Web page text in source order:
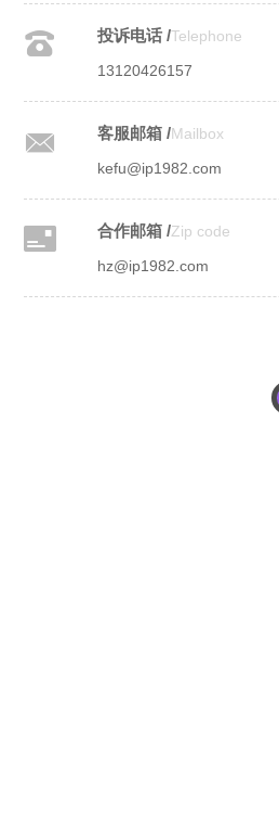
投诉电话 /Telephone
13120426157
客服邮箱 /Mailbox
kefu@ip1982.com
合作邮箱 /Zip code
hz@ip1982.com